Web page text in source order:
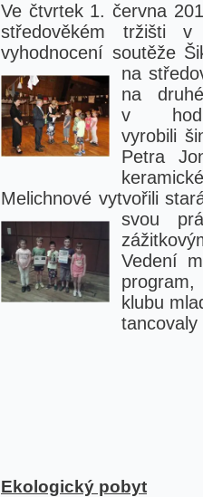
Ve čtvrtek 1. června
středověkém tržišti
vyhodnocení soutěže
na
na
v
vyrobili
Petra
Melichnové vytvořili
svou
Vedení
klubu
Ekologický pobyt